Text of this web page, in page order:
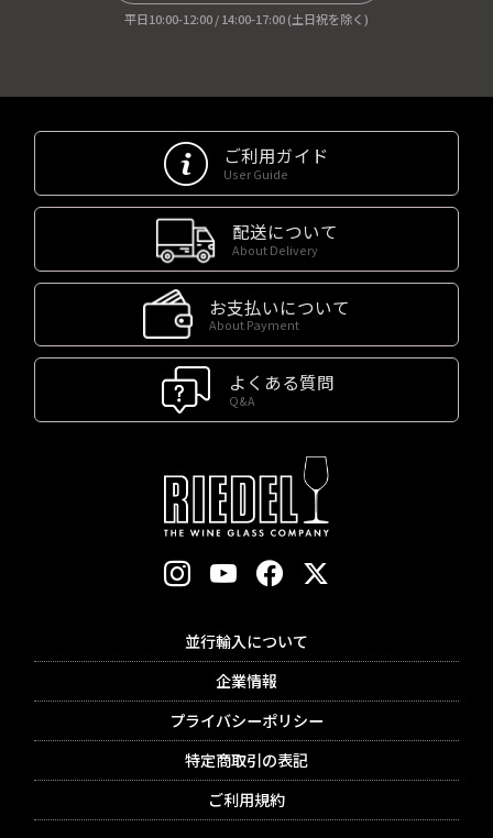
平日10:00-12:00 / 14:00-17:00 (土日祝を除く)
ご利用ガイド
User Guide
配送について
About Delivery
お支払いについて
About Payment
よくある質問
Q&A
並行輸入について
企業情報
プライバシーポリシー
特定商取引の表記
ご利用規約